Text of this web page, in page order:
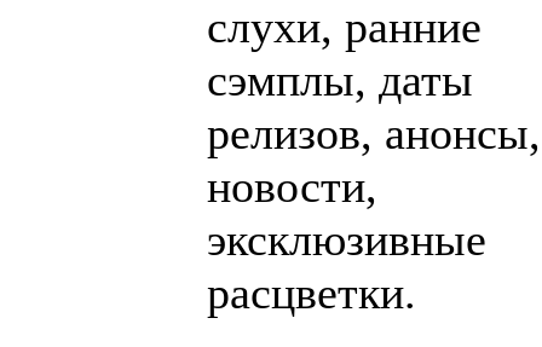
слухи, ранние
сэмплы, даты
релизов, анонсы,
новости,
эксклюзивные
расцветки.